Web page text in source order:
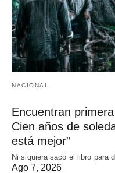
NACIONAL
Encuentran
Cien años de
está mejor”
Ni siquiera sacó el libro para
Ago 7, 2026